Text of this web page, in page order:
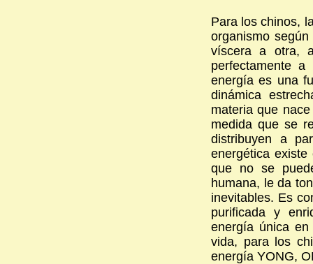
Para los chinos,
organismo
víscera a otra,
perfectamente
energía es una
dinámica
materia que
medida que se
distribuyen a
energética
que no se
humana, le da
inevitables. Es
purificada y
energía única
vida, para los
energía YONG,